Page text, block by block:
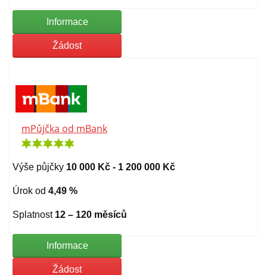
Informace
Žádost
mPůjčka od mBank
Výše půjčky 10 000 Kč - 1 200 000 Kč
Úrok od 4,49 %
Splatnost 12 – 120 měsíců
Informace
Žádost